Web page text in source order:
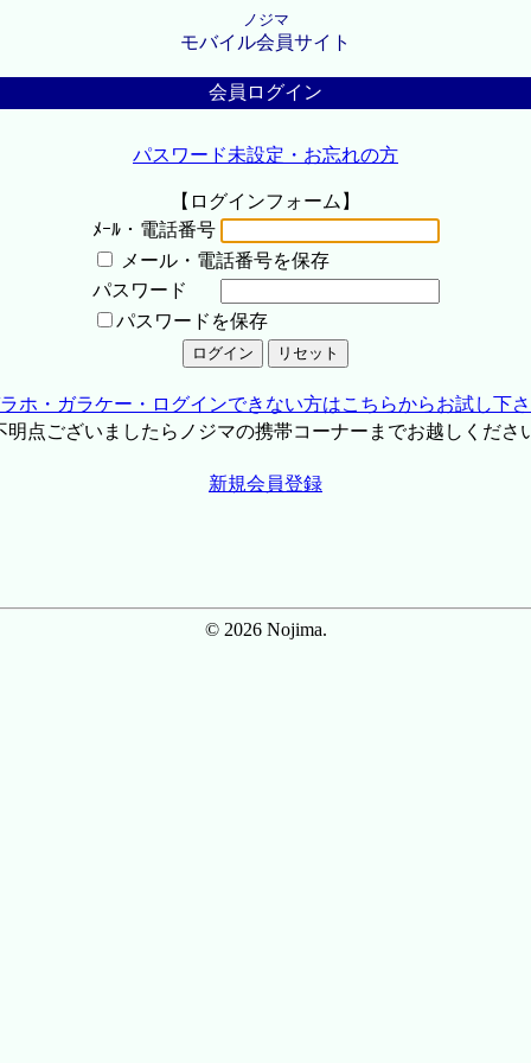
ノジマ
モバイル会員サイト
会員ログイン
パスワード未設定・お忘れの方
【ログインフォーム】
ﾒｰﾙ・電話番号
メール・電話番号を保存
パスワード
パスワードを保存
ホ・ガラケー・ログインできない方はこちらからお試し下
点ございましたらノジマの携帯コーナーまでお越しくださ
新規会員登録
© 2026 Nojima.